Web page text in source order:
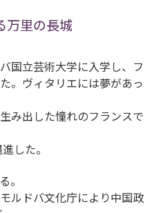
万里の長城
国立芸術大学に入学し、フ
。ヴィタリエには夢があっ
み出した憧れのフランスで
した。
。
ルドバ文化庁により中国政